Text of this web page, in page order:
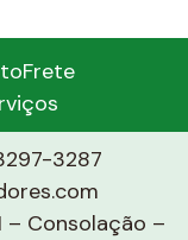
Frete
3287
– Consolação –